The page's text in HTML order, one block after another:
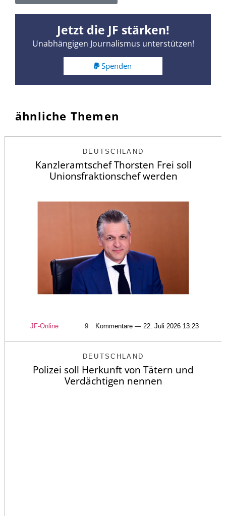
Jetzt die JF stärken!
Unabhängigen Journalismus unterstützen!
Spenden
ähnliche Themen
DEUTSCHLAND
Kanzleramtschef Thorsten Frei soll
Unionsfraktionschef werden
JF-Online 9 Kommentare — 22. Juli 2026 13:23
DEUTSCHLAND
Polizei soll Herkunft von Tätern und
Verdächtigen nennen